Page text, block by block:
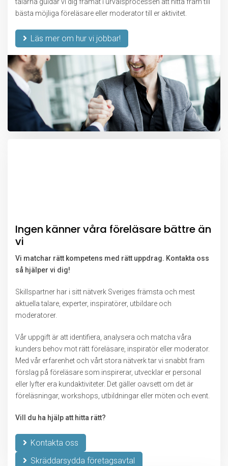
bästa möjliga föreläsare eller moderator till er aktivitet.
Läs mer om hur vi jobbar!
Ingen känner våra föreläsare bättre än
vi
Vi matchar rätt kompetens med rätt uppdrag. Kontakta oss
så hjälper vi dig!
Skillspartner har i sitt nätverk Sveriges främsta och mest
aktuella talare, experter, inspiratörer, utbildare och
moderatorer.
Vår uppgift är att identifiera, analysera och matcha våra
kunders behov mot rätt föreläsare, inspiratör eller moderator.
Med vår erfarenhet och vårt stora nätverk tar vi snabbt fram
förslag på föreläsare som inspirerar, utvecklar er personal
eller lyfter era kundaktiviteter. Det gäller oavsett om det är
föreläsningar, workshops, utbildningar eller möten och event.
Vill du ha hjälp att hitta rätt?
Kontakta oss
Skräddarsydda företagsavtal